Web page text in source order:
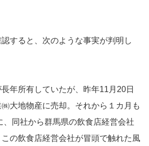
すると、次のような事実が判明し
年所有していたが、昨年11月20日
大地物産に売却。それから１カ月も
、同社から群馬県の飲食店経営会社
の飲食店経営会社が冒頭で触れた風